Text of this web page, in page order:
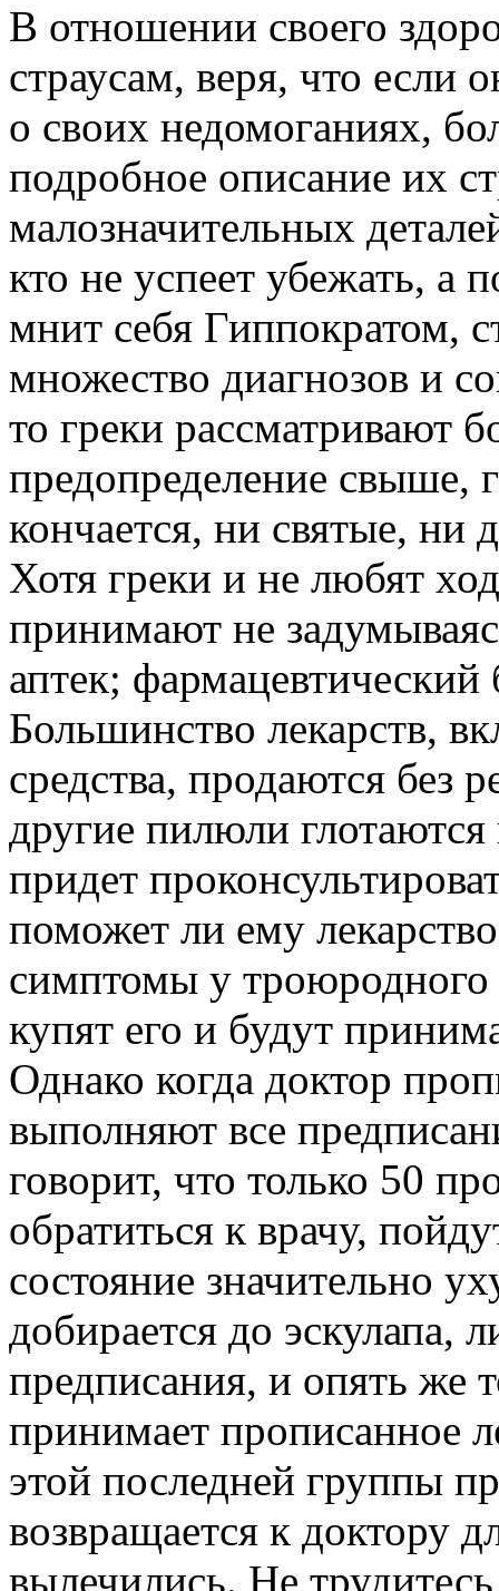
В отношении своего
страусам, веря, что если
о своих недомоганиях,
подробное описание их
малозначительных
кто не успеет убежать, а
мнит себя Гиппократом,
множество диагнозов и
то греки рассматривают
предопределение свыше,
кончается, ни святые, ни
Хотя греки и не любят
принимают не
аптек; фармацевтический
Большинство лекарств,
средства, продаются без
другие пилюли
придет
поможет ли ему
симптомы у троюродного
купят его и будут
Однако когда доктор
выполняют все
говорит, что только 50
обратиться к врачу,
состояние значительно
добирается до эскулапа,
предписания, и опять же
принимает прописанное
этой последней группы
возвращается к доктору
вылечились. Не